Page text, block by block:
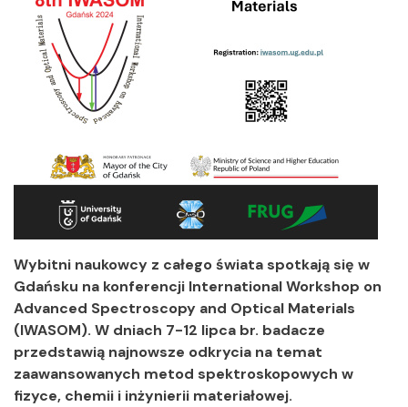
Wybitni naukowcy z całego świata spotkają się w
Gdańsku na konferencji International Workshop on
Advanced Spectroscopy and Optical Materials
(IWASOM). W dniach 7-12 lipca br. badacze
przedstawią najnowsze odkrycia na temat
zaawansowanych metod spektroskopowych w
fizyce, chemii i inżynierii materiałowej.